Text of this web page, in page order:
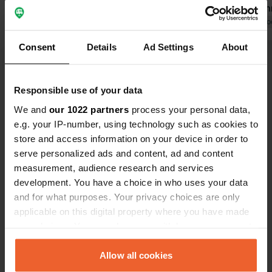
Consent Details Ad Settings About
Responsible use of your data
We and our 1022 partners process your personal data,
e.g. your IP-number, using technology such as cookies to
store and access information on your device in order to
serve personalized ads and content, ad and content
measurement, audience research and services
development. You have a choice in who uses your data
and for what purposes. Your privacy choices are only
applicable on this digital property where you have made
any time from the Cookie Declaration or by clicking on
the Privacy trigger icon.Allow all cookies
disgustoso. Ma per due notti non è un
problema; in Polonia, si possono
ogni stazione di servizio, per svuotarli
e riempirli, il che è fantastico!
Tradotto da GoogleMostra originale
Ci
Tradotto da
Visualizza tutte le 52 recensioni
Sei stato qui?
Contatto